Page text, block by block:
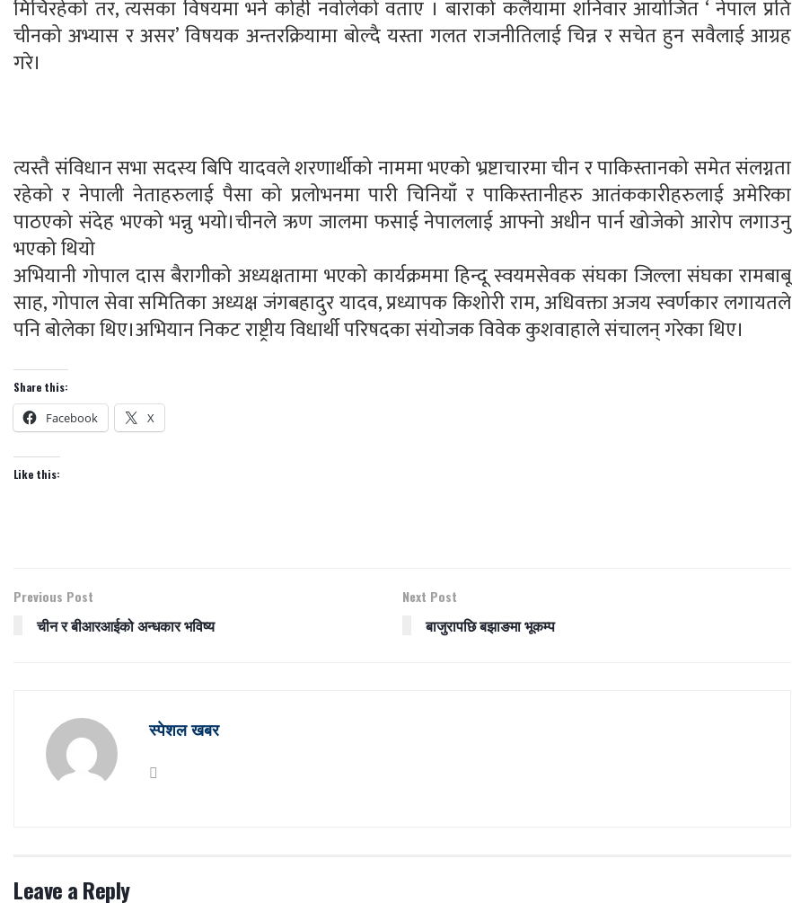
मिचिरहेको तर, त्यसका विषयमा भने कोही नवोलेको वताए । बाराको कलैयामा शनिवार आयोजित ‘ नेपाल प्रति
चीनको अभ्यास र असर’ विषयक अन्तरक्रियामा बोल्दै यस्ता गलत राजनीतिलाई चिन्न र सचेत हुन सवैलाई आग्रह
गरे।
त्यस्तै संविधान सभा सदस्य बिपि यादवले शरणार्थीको नाममा भएको भ्रष्टाचारमा चीन र पाकिस्तानको समेत संलग्नता
रहेको र नेपाली नेताहरुलाई पैसा को प्रलोभनमा पारी चिनियाँ र पाकिस्तानीहरु आतंककारीहरुलाई अमेरिका
पाठएको संदेह भएको भन्नु भयो।चीनले ऋण जालमा फसाई नेपाललाई आफ्नो अधीन पार्न खोजेको आरोप लगाउनु
भएको थियो
अभियानी गोपाल दास बैरागीको अध्यक्षतामा भएको कार्यक्रममा हिन्दू स्वयमसेवक संघका जिल्ला संघका रामबाबू
साह, गोपाल सेवा समितिका अध्यक्ष जंगबहादुर यादव, प्रध्यापक किशोरी राम, अधिवक्ता अजय स्वर्णकार लगायतले
पनि बोलेका थिए।अभियान निकट राष्ट्रीय विधार्थी परिषदका संयोजक विवेक कुशवाहाले संचालन् गरेका थिए।
Share this:
Facebook X
Like this:
Previous Post
चीन र बीआरआईको अन्धकार भविष्य
Next Post
बाजुरापछि बझाङमा भूकम्प
स्पेशल खबर
Leave a Reply